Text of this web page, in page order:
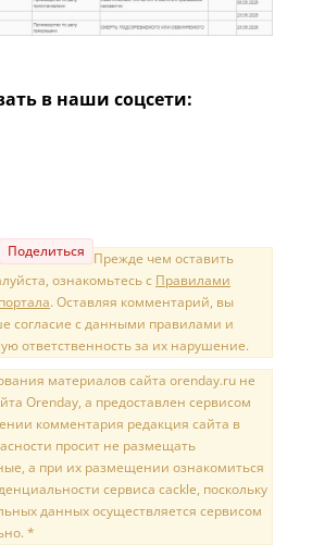
в наши соцсети:
Поделиться Прежде чем оставить
ознакомьтесь с Правилами
. Оставляя комментарий, вы
согласие с данными правилами и
ответственность за их нарушение.
материалов сайта orenday.ru не
Orenday, а предоставлен сервисом
комментария редакция сайта в
просит не размещать
а при их размещении ознакомиться
сервиса cackle, поскольку
данных осуществляется сервисом
*